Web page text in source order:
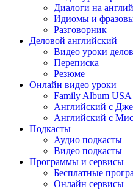
Диалоги на
Идиомы и
Разговорник
Деловой английский
Видео уроки
Переписка
Резюме
Онлайн видео уроки
Family Album USA
Английский с
Английский с
Подкасты
Аудио подкасты
Видео подкасты
Программы и сервисы
Бесплатные
Онлайн сервисы